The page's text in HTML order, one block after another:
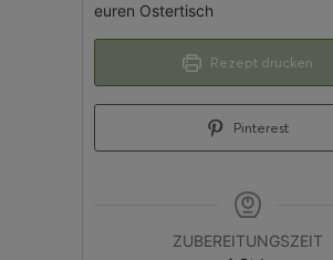
euren Ostertisch
Rezept drucken
Pinterest
ZUBEREITUNGSZEIT